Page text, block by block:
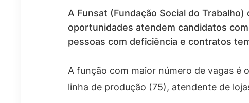
A Funsat (Fundação Social do Trabalho)
oportunidades atendem candidatos
pessoas com deficiência e contratos
A função com maior número de vagas é
linha de produção (75), atendente de